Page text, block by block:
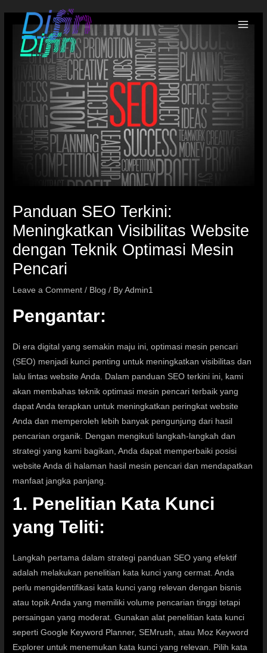
Panduan SEO Terkini:
Meningkatkan Visibilitas Website
dengan Teknik Optimasi Mesin
Pencari
Leave a Comment / Blog / ByAdmin1
Pengantar:
Di era digital yang semakin maju ini, optimasi mesin pencari
(SEO) menjadi kunci penting untuk meningkatkan visibilitas dan
lalu lintas website Anda. Dalam panduan SEO terkini ini, kami
akan membahas teknik optimasi mesin pencari terbaik yang
dapat Anda terapkan untuk meningkatkan peringkat website
Anda dan memperoleh lebih banyak pengunjung dari hasil
pencarian organik. Dengan mengikuti langkah-langkah dan
strategi yang kami bagikan, Anda dapat memperbaiki posisi
website Anda di halaman hasil mesin pencari dan mendapatkan
manfaat jangka panjang.
1. Penelitian Kata Kunci
yang Teliti:
Langkah pertama dalam strategi panduan SEO yang efektif
adalah melakukan penelitian kata kunci yang cermat. Anda
perlu mengidentifikasi kata kunci yang relevan dengan bisnis
atau topik Anda yang memiliki volume pencarian tinggi tetapi
persaingan yang moderat. Gunakan alat penelitian kata kunci
seperti Google Keyword Planner, SEMrush, atau Moz Keyword
Explorer untuk menemukan kata kunci yang relevan. Pilih kata